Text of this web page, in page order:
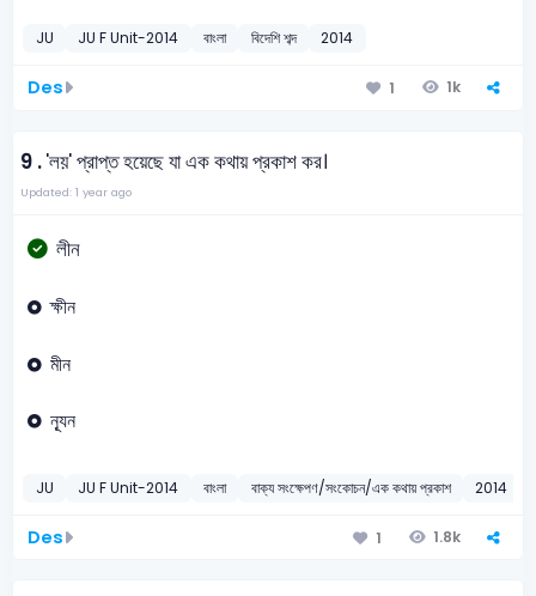
JU JU F Unit-2014 বাংলা বিদেশি শব্দ 2014
Des 1 1k
9 .'লয়' প্রাপ্ত হয়েছে যা এক কথায় প্রকাশ কর।
Updated: 1 year ago
লীন
ক্ষীন
মীন
ন্যূন
JU JU F Unit-2014 বাংলা বাক্য সংক্ষেপণ/সংকোচন/এক কথায় প্রকাশ 2014
Des 1 1.8k